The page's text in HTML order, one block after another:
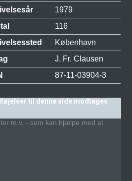
1979
116
København
J. Fr. Clausen
87-11-03904-3
til denne side modtages